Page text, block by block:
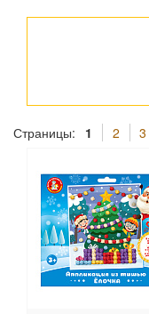
Страницы: 1 2 3